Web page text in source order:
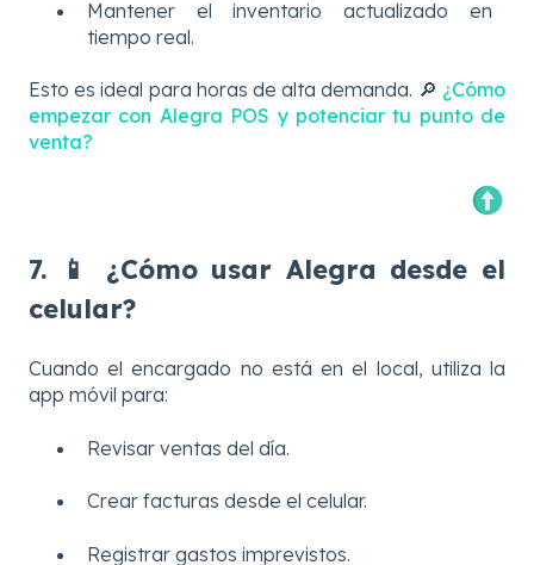
Mantener el inventario actualizado en
tiempo real.
Esto es ideal para horas de alta demanda. 🔎 ¿Cómo
empezar con Alegra POS y potenciar tu punto de
venta?
7. 📱 ¿Cómo usar Alegra desde el
celular?
Cuando el encargado no está en el local, utiliza la
app móvil para:
Revisar ventas del día.
Crear facturas desde el celular.
Registrar gastos imprevistos.